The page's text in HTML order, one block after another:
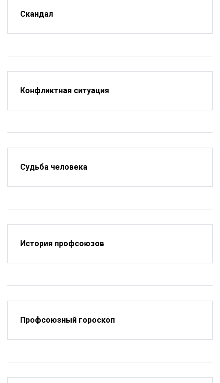
Скандал
Конфликтная ситуация
Судьба человека
История профсоюзов
Профсоюзный гороскоп